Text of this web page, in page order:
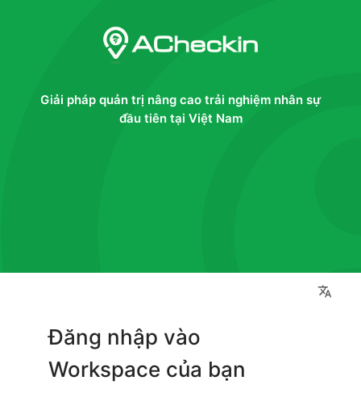
Giải pháp quản trị nâng cao trải nghiệm nhân sự
đầu tiên tại Việt Nam
Đăng nhập vào
Workspace của bạn